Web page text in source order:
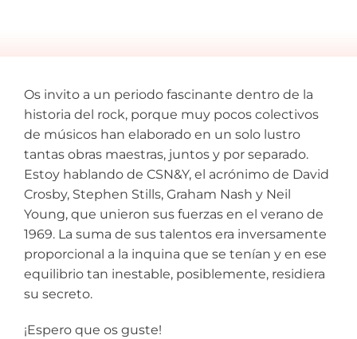
Os invito a un periodo fascinante dentro de la
historia del rock, porque muy pocos colectivos
de músicos han elaborado en un solo lustro
tantas obras maestras, juntos y por separado.
Estoy hablando de CSN&Y, el acrónimo de David
Crosby, Stephen Stills, Graham Nash y Neil
Young, que unieron sus fuerzas en el verano de
1969. La suma de sus talentos era inversamente
proporcional a la inquina que se tenían y en ese
equilibrio tan inestable, posiblemente, residiera
su secreto.
¡Espero que os guste!